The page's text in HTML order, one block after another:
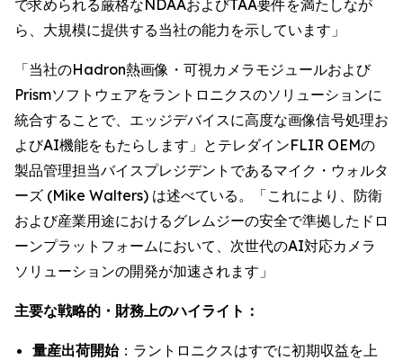
で求められる厳格なNDAAおよびTAA要件を満たしなが
ら、大規模に提供する当社の能力を示しています」
「当社のHadron熱画像・可視カメラモジュールおよび
Prismソフトウェアをラントロニクスのソリューションに
統合することで、エッジデバイスに高度な画像信号処理お
よびAI機能をもたらします」とテレダインFLIR OEMの
製品管理担当バイスプレジデントであるマイク・ウォルタ
ーズ (Mike Walters) は述べている。「これにより、防衛
および産業用途におけるグレムジーの安全で準拠したドロ
ーンプラットフォームにおいて、次世代のAI対応カメラ
ソリューションの開発が加速されます」
主要な戦略的・財務上のハイライト：
量産出荷開始：ラントロニクスはすでに初期収益を上